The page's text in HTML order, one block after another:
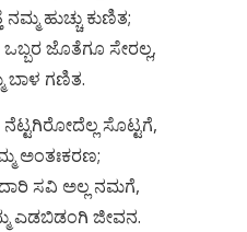
ಹುಚ್ಚು ಕುಣಿತ;
ಜೊತೆಗೂ ಸೇರಲ್ಲ,
ಬಾಳ ಗಣಿತ.
ಸೊಟ್ಟಗೆ,
ಅಂತಃಕರಣ;
ಸವಿ ಅಲ್ಲ ನಮಗೆ,
ಎಡಬಿಡಂಗಿ ಜೀವನ.